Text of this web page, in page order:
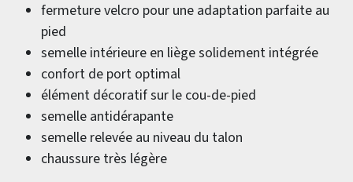
fermeture velcro pour une adaptation parfaite au
pied
semelle intérieure en liège solidement intégrée
confort de port optimal
élément décoratif sur le cou-de-pied
semelle antidérapante
semelle relevée au niveau du talon
chaussure très légère